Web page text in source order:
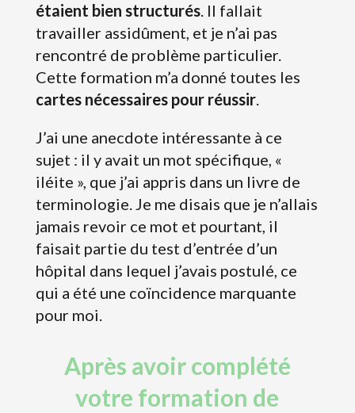
étaient bien structurés. Il fallait
travailler assidûment, et je n’ai pas
rencontré de problème particulier.
Cette formation m’a donné toutes les
cartes nécessaires pour réussir.
J’ai une anecdote intéressante à ce
sujet : il y avait un mot spécifique, «
iléite », que j’ai appris dans un livre de
terminologie. Je me disais que je n’allais
jamais revoir ce mot et pourtant, il
faisait partie du test d’entrée d’un
hôpital dans lequel j’avais postulé, ce
qui a été une coïncidence marquante
pour moi.
Après avoir complété
votre formation de